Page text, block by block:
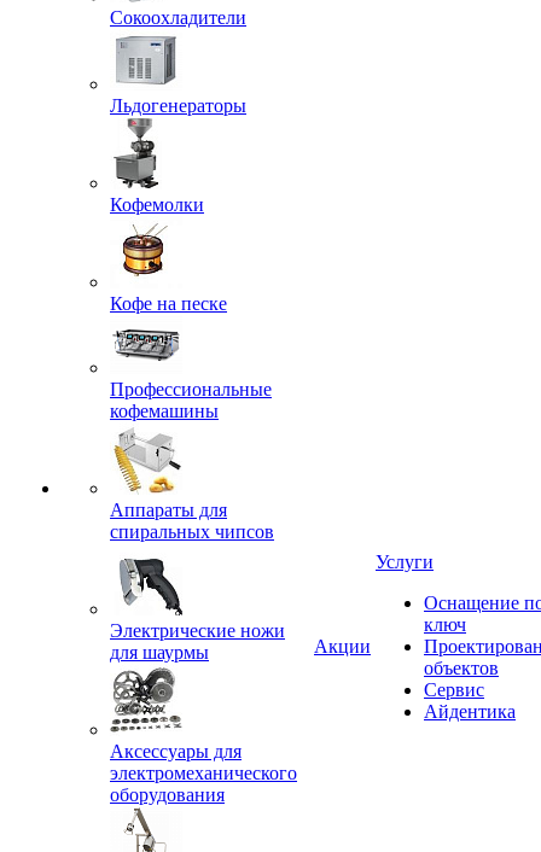
Сокоохладители
Льдогенераторы
Кофемолки
Кофе на песке
Профессиональные
кофемашины
Аппараты для
спиральных чипсов
Электрические ножи
для шаурмы
Аксессуары для
электромеханического
оборудования
Акции
Услуги
Оснащение
ключ
объектов
Сервис
Айдентика